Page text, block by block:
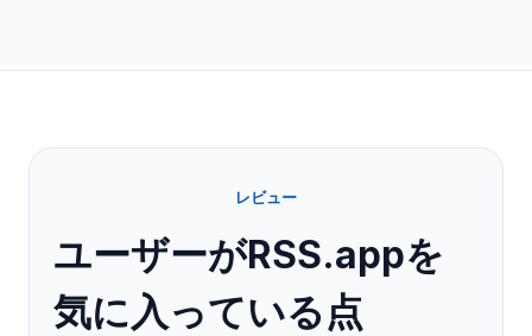
レビュー
ユーザーがRSS.appを
気に入っている点